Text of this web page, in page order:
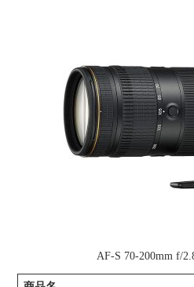
AF-S 70-200mm f/